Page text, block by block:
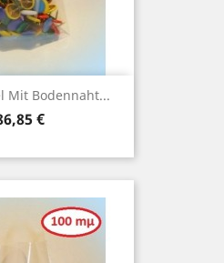
Mit Bodennaht...
€